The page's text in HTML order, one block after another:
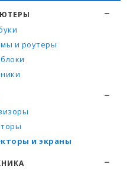
и роутеры
и экраны